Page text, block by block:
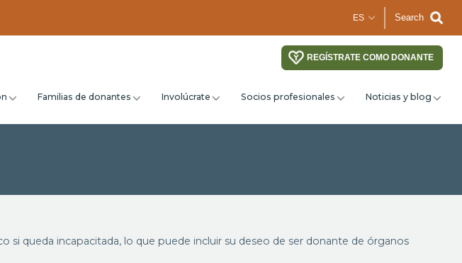
Search
REGÍSTRATE COMO DONANTE
Familias de donantes Involúcrate Socios profesionales Noticias y blog
queda incapacitada, lo que puede incluir su deseo de ser donante de órganos